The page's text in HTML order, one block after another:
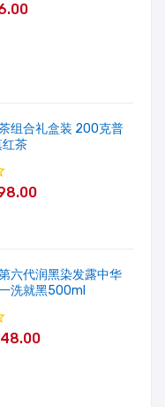
组合礼盒装 200克普
茶
六代润黑染发露中华
洗就黑500ml